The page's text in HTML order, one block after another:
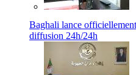
Baghali lance
diffusion 24h/24h